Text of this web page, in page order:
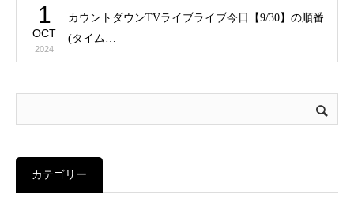
1
OCT
2024
カウントダウンTVライブライブ今日【9/30】の順番
(タイム…
カテゴリー